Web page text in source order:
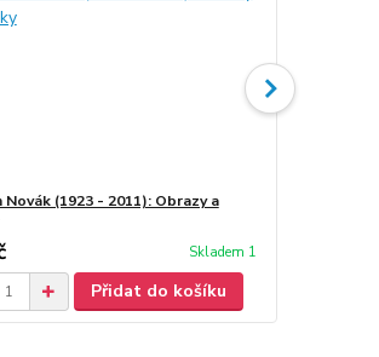
Novák (1923 - 2011): Obrazy a
Skladem 1
Přidat do košíku